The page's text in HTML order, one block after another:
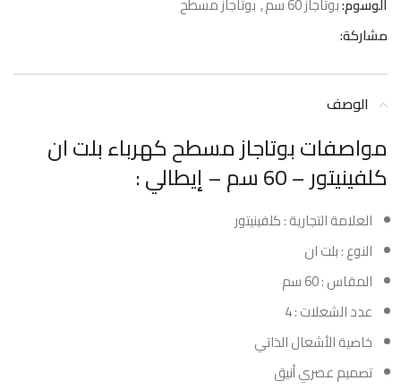
مشاركة:
الوصف
مواصفات بوتاجاز مسطح كهرباء بلت ان
كلفينيتور – 60 سم – إيطالي :
العلامة التجارية : كلفينيتور
النوع : بلت ان
المقاس : 60 سم
عدد الشعلات : 4
خاصية الأشعال الذاتي
تصميم عصري أنيق